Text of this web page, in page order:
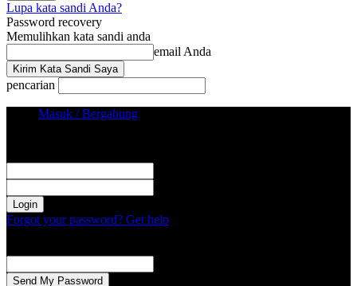
Lupa kata sandi Anda?
Password recovery
Memulihkan kata sandi anda
email Anda
pencarian
Masuk / Bergabung
Forgot your password? Get help